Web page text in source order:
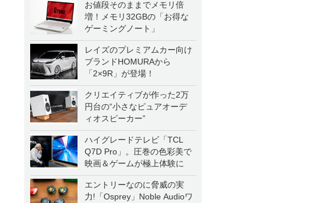
お値段そのままでメモリ倍
増！メモリ32GBの「お得な
ゲーミングノート」
レイズのプレミアムカー向け
ブランドHOMURAから
「2×9R」が登場！
クリエイティブが作った2万
円台の“小さなピュアオーデ
ィオスピーカー”
ハイグレードテレビ「TCL
Q7D Pro」。圧巻の色彩美で
映画＆ゲームが極上体験に
エントリーなのに脅威の実
力!「Osprey」Noble Audioワ